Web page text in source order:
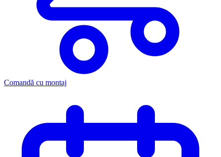
Comandă cu montaj